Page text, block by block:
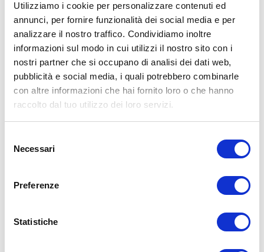
Utilizziamo i cookie per personalizzare contenuti ed
annunci, per fornire funzionalità dei social media e per
analizzare il nostro traffico. Condividiamo inoltre
informazioni sul modo in cui utilizzi il nostro sito con i
nostri partner che si occupano di analisi dei dati web,
pubblicità e social media, i quali potrebbero combinarle
con altre informazioni che hai fornito loro o che hanno
raccolto dal tuo utilizzo dei loro servizi.
delNecessari
Preferenze
Statistiche
ALLENATI CON ME!